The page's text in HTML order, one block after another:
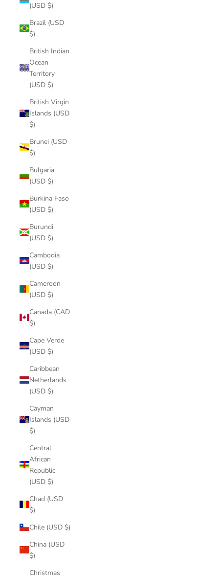
(USD $)
Brazil (USD
$)
British Indian
Ocean
Territory
(USD $)
British Virgin
Islands (USD
$)
Brunei (USD
$)
Bulgaria
(USD $)
Burkina Faso
(USD $)
Burundi
(USD $)
Cambodia
(USD $)
Cameroon
(USD $)
Canada (CAD
$)
Cape Verde
(USD $)
Caribbean
Netherlands
(USD $)
Cayman
Islands (USD
$)
Central
African
Republic
(USD $)
Chad (USD
$)
Chile (USD $)
China (USD
$)
Christmas